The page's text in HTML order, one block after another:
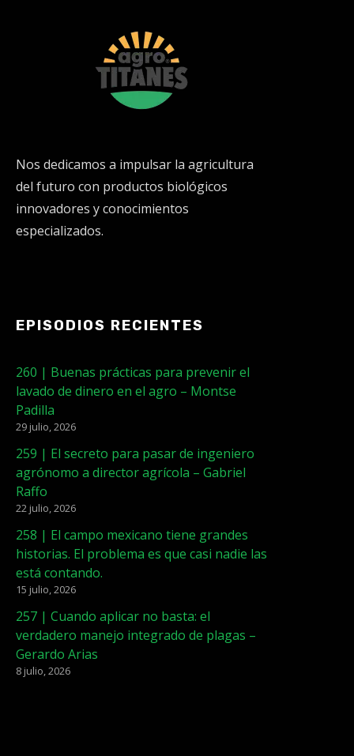
Nos dedicamos a impulsar la agricultura
del futuro con productos biológicos
innovadores y conocimientos
especializados.
EPISODIOS RECIENTES
260 | Buenas prácticas para prevenir el
lavado de dinero en el agro – Montse
Padilla
29 julio, 2026
259 | El secreto para pasar de ingeniero
agrónomo a director agrícola – Gabriel
Raffo
22 julio, 2026
258 | El campo mexicano tiene grandes
historias. El problema es que casi nadie las
está contando.
15 julio, 2026
257 | Cuando aplicar no basta: el
verdadero manejo integrado de plagas –
Gerardo Arias
8 julio, 2026